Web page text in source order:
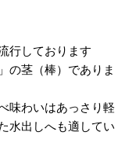
行しております
の茎（棒）でありま
味わいはあっさり軽
水出しへも適してい